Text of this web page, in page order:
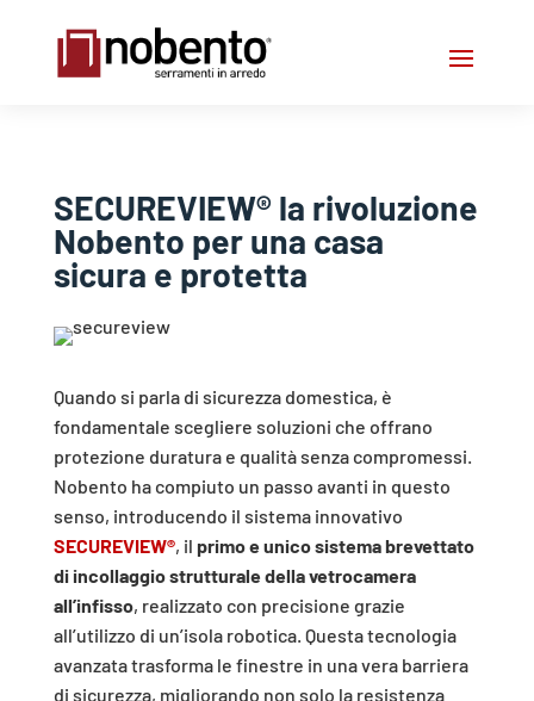
SECUREVIEW® la rivoluzione
Nobento per una casa
sicura e protetta
Quando si parla di sicurezza domestica, è
fondamentale scegliere soluzioni che offrano
protezione duratura e qualità senza compromessi.
Nobento ha compiuto un passo avanti in questo
senso, introducendo il sistema innovativo
SECUREVIEW®, il primo e unico sistema brevettato
di incollaggio strutturale della vetrocamera
all’infisso, realizzato con precisione grazie
all’utilizzo di un’isola robotica. Questa tecnologia
avanzata trasforma le finestre in una vera barriera
di sicurezza, migliorando non solo la resistenza